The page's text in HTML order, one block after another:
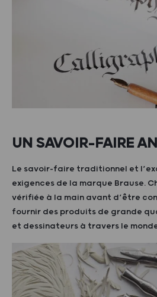
UN SAVOIR-FAIRE
Le savoir-faire traditionnel et
exigences de la marque Brause.
vérifiée à la main avant d’être
fournir des produits de grande
et dessinateurs à travers le